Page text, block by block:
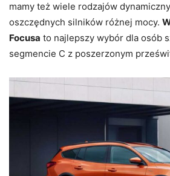
mamy też wiele rodzajów
oszczędnych silników różnej mocy.
Focusa to najlepszy wybór dla osób
segmencie C z poszerzonym